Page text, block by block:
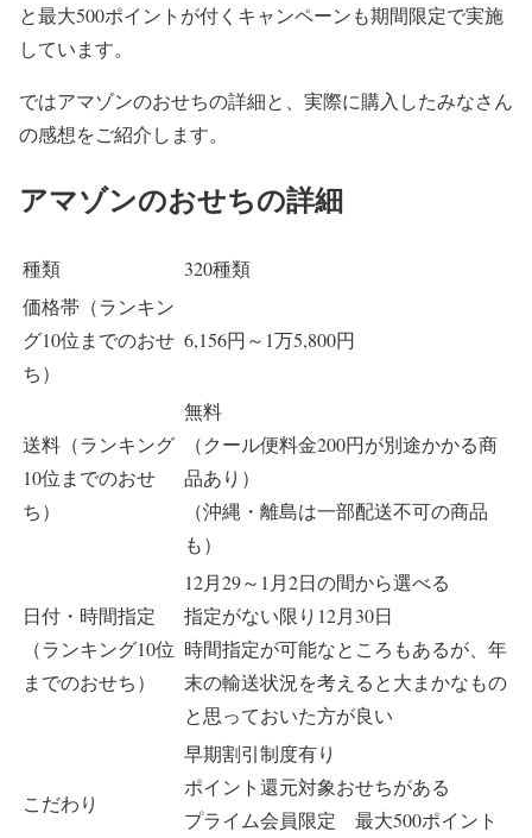
と最大500ポイントが付くキャンペーンも期間限定で実施
しています。
ではアマゾンのおせちの詳細と、実際に購入したみなさん
の感想をご紹介します。
アマゾンのおせちの詳細
種類
320種類
価格帯（ランキン
グ10位までのおせ
ち）
6,156円～1万5,800円
送料（ランキング
10位までのおせ
ち）
無料
（クール便料金200円が別途かかる商
品あり）
（沖縄・離島は一部配送不可の商品
も）
日付・時間指定
（ランキング10位
までのおせち）
12月29～1月2日の間から選べる
指定がない限り12月30日
時間指定が可能なところもあるが、年
末の輸送状況を考えると大まかなもの
と思っておいた方が良い
こだわり
早期割引制度有り
ポイント還元対象おせちがある
プライム会員限定 最大500ポイント